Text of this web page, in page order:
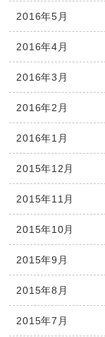
2016年5月
2016年4月
2016年3月
2016年2月
2016年1月
2015年12月
2015年11月
2015年10月
2015年9月
2015年8月
2015年7月